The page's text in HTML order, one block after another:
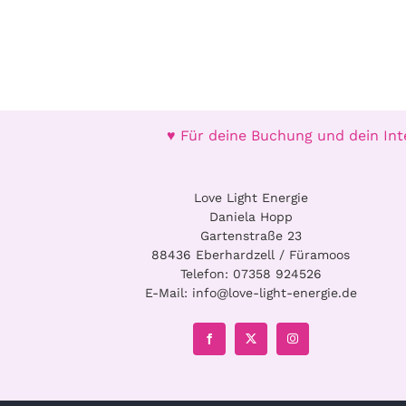
♥ Für deine Buchung und dein
Love Light Energie
Daniela Hopp
Gartenstraße 23
88436 Eberhardzell / Füramoos
Telefon: 07358 924526
E-Mail: info@love-light-energie.de